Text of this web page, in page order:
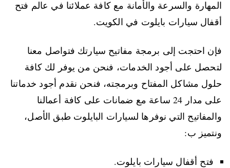
المهارة والسرعة والأمانة مع كافة عملائنا في عالم فتح
أقفال سيارات بايلوت في الكويت.
فإن احتجت إلى برمجة مفاتيح سيارتك فتواصل معنا
لتحصل على أجود الخدمات، فنحن من يوفر لك كافة
حلول مشاكل المفتاح وبرمجته، فنحن نقدم أجود خدماتنا
على مدار 24 ساعة مع ضمانات على كافة أعمالنا
والمفاتيح التي نوفرها لسيارات البايلوت طبق الأصل،
ونتميز ب:
فتح أقفال سيارات بايلوت.